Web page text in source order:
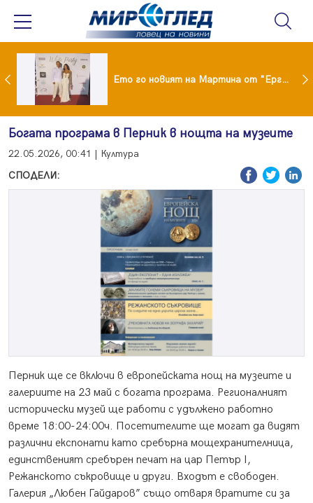
И Ники Кънчев се разведе тайно като Геро Ето го новият на Мартина от "Ергенът"
Богата програма в Перник в нощта на музеите
22.05.2026, 00:41 | Култура
СПОДЕЛИ:
Перник ще се включи в европейската нощ на музеите и
галериите на 23 май с богата програма. Регионалният
исторически музей ще работи с удължено работно
време 18:00-24:00ч. Посетителите ще могат да видят
различни експонати като сребърна мощехранителница,
единственият сребърен печат на цар Петър I,
Режанското съкровище и други. Входът е свободен.
Галерия „Любен Гайдаров” също отваря вратите си за